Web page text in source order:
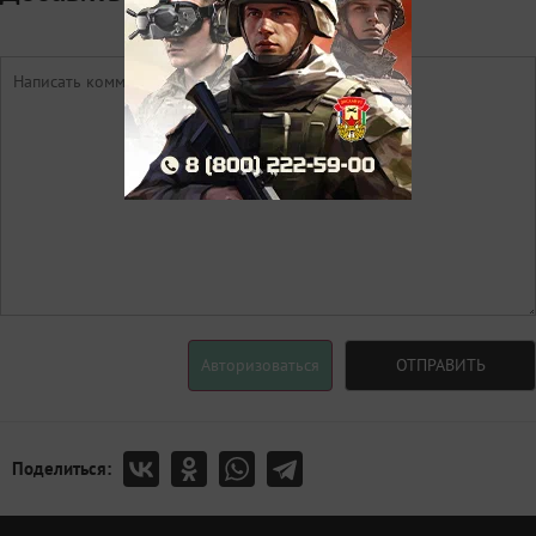
Авторизоваться ОТПРАВИТЬ
Поделиться: